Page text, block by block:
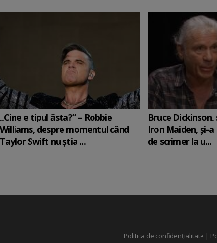
„Cine e tipul ăsta?” – Robbie
Williams, despre momentul când
Taylor Swift nu știa ...
Bruce
Iron Maiden, şi-
de scrimer la u...
Politica de confidențialitate |